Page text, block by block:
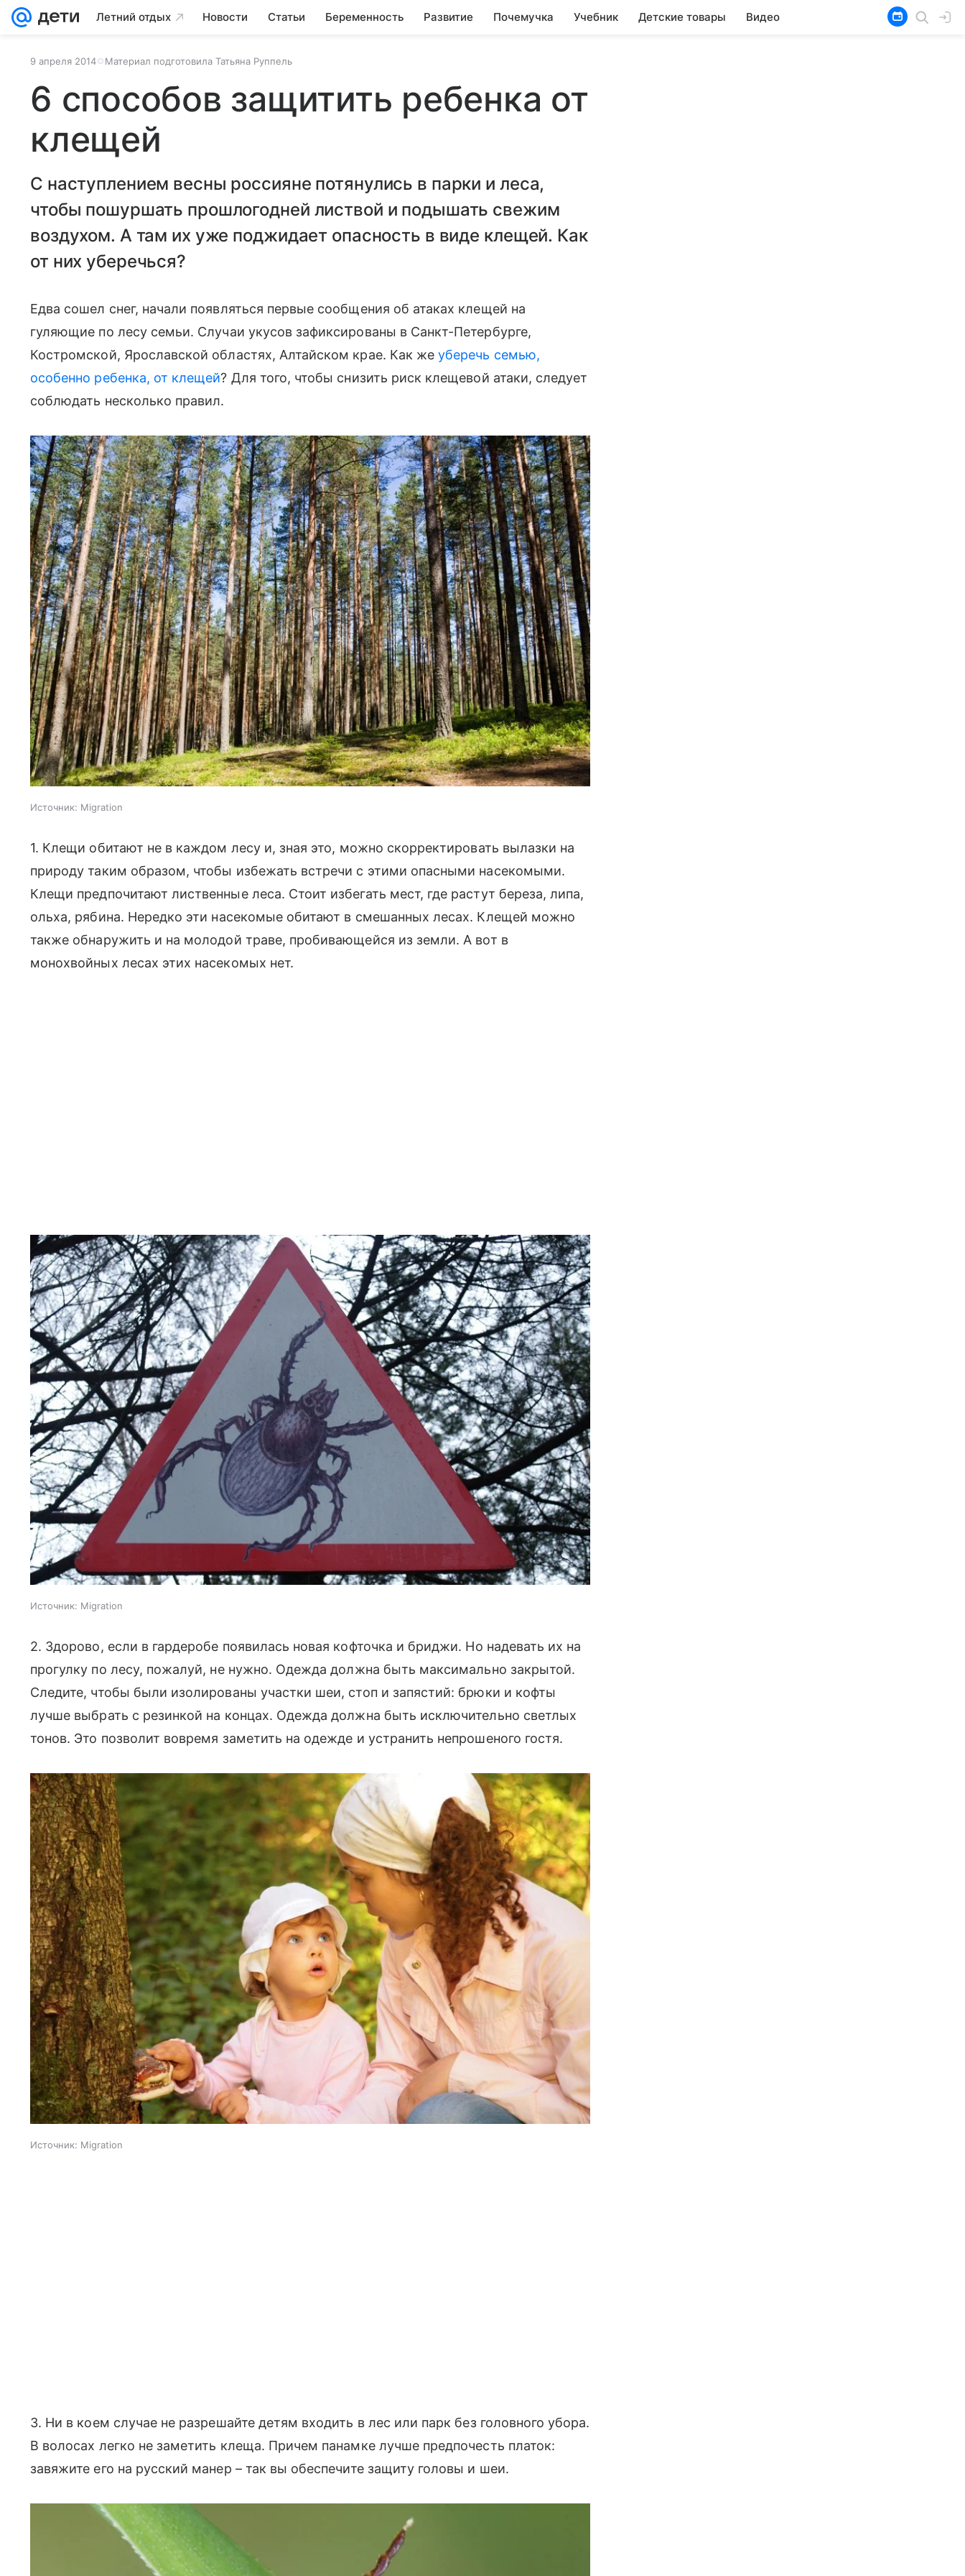
Летний отдых Новости Статьи Беременность Развитие Почемучка Учебник Детские товары Видео
9 апреля 2014 Материал подготовила Татьяна Руппель
6 способов защитить ребенка от
клещей
С наступлением весны россияне потянулись в парки и леса,
чтобы пошуршать прошлогодней листвой и подышать свежим
воздухом. А там их уже поджидает опасность в виде клещей. Как
от них уберечься?
Едва сошел снег, начали появляться первые сообщения об атаках клещей на
гуляющие по лесу семьи. Случаи укусов зафиксированы в Санкт-Петербурге,
Костромской, Ярославской областях, Алтайском крае. Как жеуберечь семью,
особенно ребенка, от клещей? Для того, чтобы снизить риск клещевой атаки, следует
соблюдать несколько правил.
Источник: Migration
1. Клещи обитают не в каждом лесу и, зная это, можно скорректировать вылазки на
природу таким образом, чтобы избежать встречи с этими опасными насекомыми.
Клещи предпочитают лиственные леса. Стоит избегать мест, где растут береза, липа,
ольха, рябина. Нередко эти насекомые обитают в смешанных лесах. Клещей можно
также обнаружить и на молодой траве, пробивающейся из земли. А вот в
монохвойных лесах этих насекомых нет.
Источник: Migration
2. Здорово, если в гардеробе появилась новая кофточка и бриджи. Но надевать их на
прогулку по лесу, пожалуй, не нужно. Одежда должна быть максимально закрытой.
Следите, чтобы были изолированы участки шеи, стоп и запястий: брюки и кофты
лучше выбрать с резинкой на концах. Одежда должна быть исключительно светлых
тонов. Это позволит вовремя заметить на одежде и устранить непрошеного гостя.
Источник: Migration
3. Ни в коем случае не разрешайте детям входить в лес или парк без головного убора.
В волосах легко не заметить клеща. Причем панамке лучше предпочесть платок:
завяжите его на русский манер – так вы обеспечите защиту головы и шеи.